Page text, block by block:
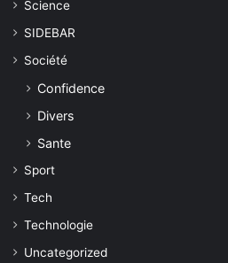
Science
SIDEBAR
Société
Confidence
Divers
Sante
Sport
Tech
Technologie
Uncategorized